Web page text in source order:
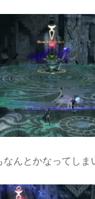
んとかなってしま